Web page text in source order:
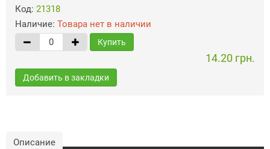
Код: 21318
Наличие: Товара нет в наличии
Купить
14.20 грн.
Добавить в закладки
Описание